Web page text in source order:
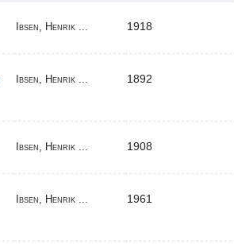
Ibsen, Henrik ... 1918
Ibsen, Henrik ... 1892
Ibsen, Henrik ... 1908
Ibsen, Henrik ... 1961